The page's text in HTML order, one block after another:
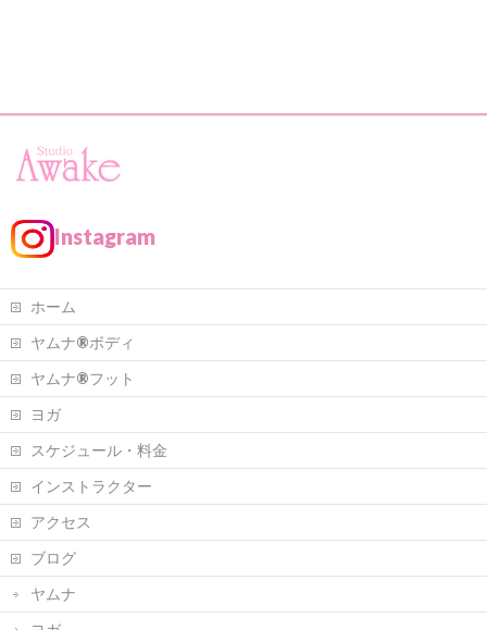
Instagram
ホーム
ヤムナ®ボディ
ヤムナ®フット
ヨガ
スケジュール・料金
インストラクター
アクセス
ブログ
ヤムナ